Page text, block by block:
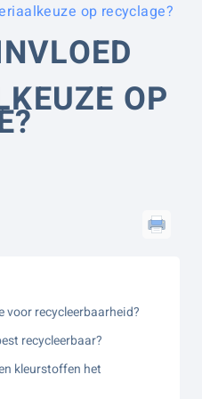
op recyclage?
OP
voor recycleerbaarheid?
recycleerbaar?
kleurstoffen het